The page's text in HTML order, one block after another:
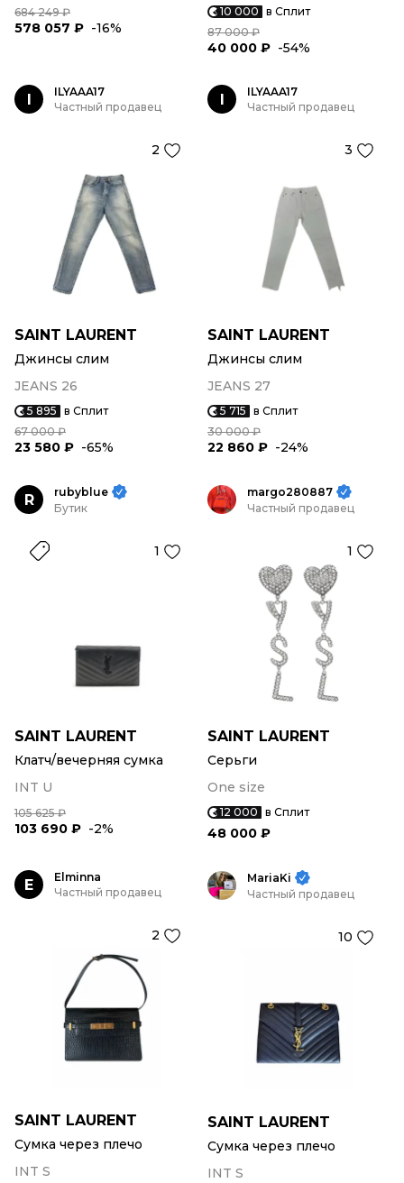
684 249 ₽
578 057 ₽ -16%
10 000 в Сплит
87 000 ₽
40 000 ₽ -54%
I
ILYAAA17
Частный продавец
2
SAINT LAURENT
Джинсы слим
JEANS 26
5 895 в Сплит
67 000 ₽
23 580 ₽ -65%
I
ILYAAA17
Частный продавец
3
SAINT LAURENT
Джинсы слим
JEANS 27
5 715 в Сплит
30 000 ₽
22 860 ₽ -24%
R
rubyblue
Бутик
1
SAINT LAURENT
Клатч/вечерняя сумка
INT U
105 625 ₽
103 690 ₽ -2%
margo280887
Частный продавец
1
SAINT LAURENT
Серьги
One size
12 000 в Сплит
48 000 ₽
E
Elminna
Частный продавец
2
SAINT LAURENT
Сумка через плечо
INT S
MariaKi
Частный продавец
10
SAINT LAURENT
Сумка через плечо
INT S